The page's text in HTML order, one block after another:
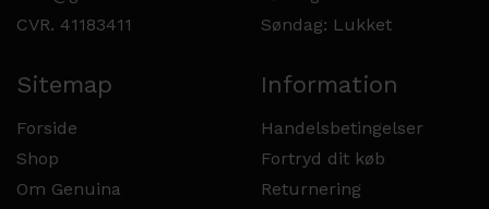
CVR. 41183411
Søndag: Lukket
Sitemap
Forside
Shop
Om Genuina
Information
Handelsbetingelser
Fortryd dit køb
Returnering